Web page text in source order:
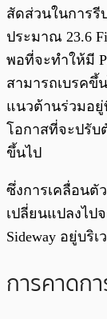
สัดส่วนในการรี
ประมาณ 23.6
พอที่จะทำให้มี
สามารถเบรคขึ้
แนวต้านร่วมอยู่
โอกาสที่จะปรับ
ขึ้นไป
ซึ่งการเคลื่อนตั
เปลี่ยนแปลงไป
Sideway อยู่บริ
การคาดก